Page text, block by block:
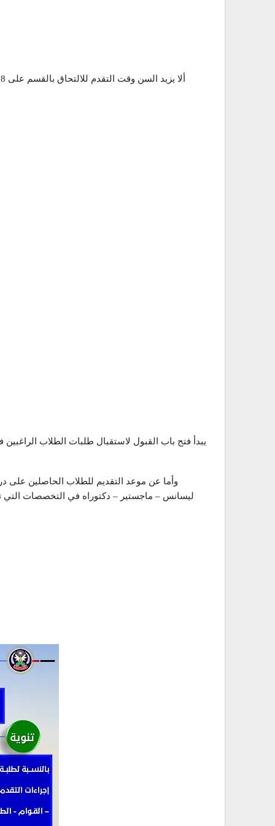
وأما عن موعد التقديم للطلاب الحاصلين على